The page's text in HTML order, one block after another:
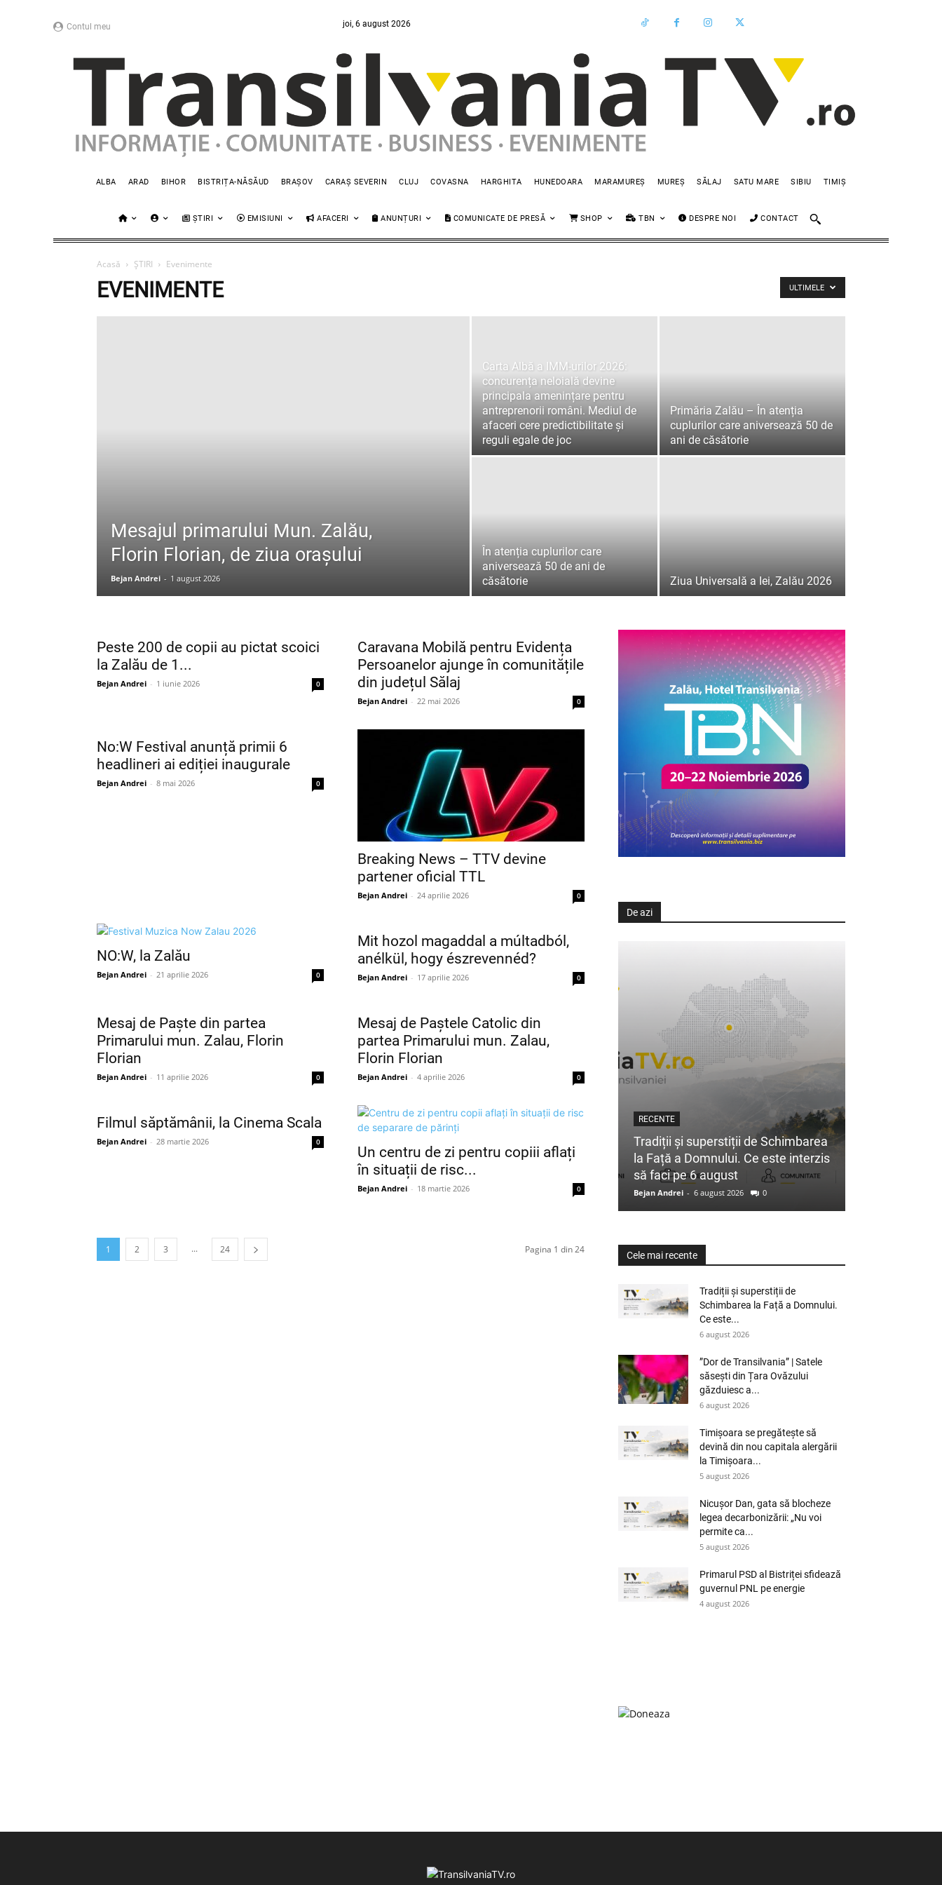
Contul meu joi, 6 august 2026
ALBA ARAD BIHOR BISTRIȚA-NĂSĂUD BRAȘOV CARAȘ SEVERIN CLUJ COVASNA HARGHITA HUNEDOARA MARAMUREȘ MUREȘ SĂLAJ SATU MARE SIBIU TIMIȘ
ȘTIRI EMISIUNI AFACERI ANUNȚURI COMUNICATE DE PRESĂ SHOP TBN DESPRE NOI CONTACT
Acasă ȘTIRI Evenimente
EVENIMENTE ULTIMELE
Mesajul primarului Mun. Zalău,
Florin Florian, de ziua orașului
Bejan Andrei - 1 august 2026
Carta Albă a IMM-urilor 2026:
concurența neloială devine
principala amenințare pentru
antreprenorii români. Mediul de
afaceri cere predictibilitate și
reguli egale de joc
Primăria Zalău – În atenția
cuplurilor care aniversează 50 de
ani de căsătorie
În atenția cuplurilor care
aniversează 50 de ani de
căsătorie
Ziua Universală a Iei, Zalău 2026
Peste 200 de copii au pictat scoici
la Zalău de 1...
Bejan Andrei - 1 iunie 2026 0
Caravana Mobilă pentru Evidența
Persoanelor ajunge în comunitățile
din județul Sălaj
Bejan Andrei - 22 mai 2026 0
No:W Festival anunță primii 6
headlineri ai ediției inaugurale
Bejan Andrei - 8 mai 2026 0
Breaking News – TTV devine
partener oficial TTL
Bejan Andrei - 24 aprilie 2026 0
NO:W, la Zalău
Bejan Andrei - 21 aprilie 2026 0
Mit hozol magaddal a múltadból,
anélkül, hogy észrevennéd?
Bejan Andrei - 17 aprilie 2026 0
Mesaj de Paște din partea
Primarului mun. Zalau, Florin
Florian
Bejan Andrei - 11 aprilie 2026 0
Mesaj de Paștele Catolic din
partea Primarului mun. Zalau,
Florin Florian
Bejan Andrei - 4 aprilie 2026 0
Filmul săptămânii, la Cinema Scala
Bejan Andrei - 28 martie 2026 0
Un centru de zi pentru copiii aflați
în situații de risc...
Bejan Andrei - 18 martie 2026 0
1 2 3 ... 24 Pagina 1 din 24
De azi
RECENTE
Tradiții și superstiții de Schimbarea
la Față a Domnului. Ce este interzis
să faci pe 6 august
Bejan Andrei - 6 august 2026 0
Cele mai recente
Tradiții și superstiții de
Schimbarea la Față a Domnului.
Ce este...
6 august 2026
”Dor de Transilvania” | Satele
săsești din Țara Ovăzului
găzduiesc a...
6 august 2026
Timișoara se pregătește să
devină din nou capitala alergării
la Timișoara...
5 august 2026
Nicușor Dan, gata să blocheze
legea decarbonizării: „Nu voi
permite ca...
5 august 2026
Primarul PSD al Bistriței sfidează
guvernul PNL pe energie
4 august 2026